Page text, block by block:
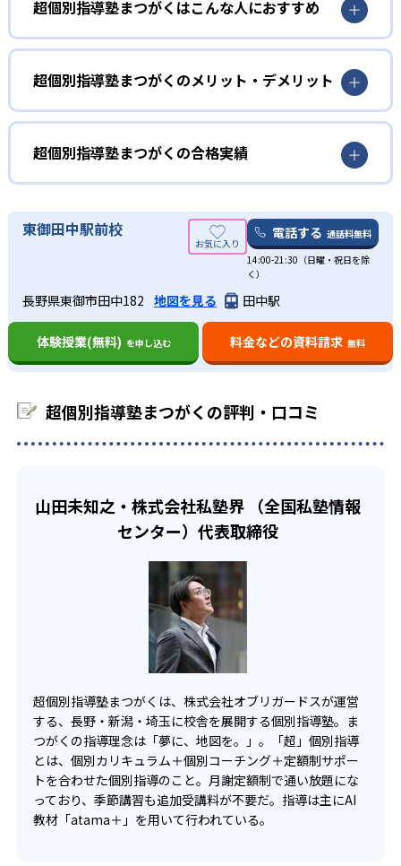
出典：超個別指導塾まつがく 公式サイト
01
将来の夢から逆算したロードマップ
に、子どもの好きなことや得意なこと、将来の夢などを共
有している。そこから10年、5年と逆算することで、進学に
ついて自ら考える機会を与えている。志望校が定まった
習することで、目的意識を持って学習に取り組めるよう促
個別指導（1vs1）で、将来の夢や学習する目的を深
掘りし、志望校を決定
目標達成までに必要な勉強時間や現時点での理解度
を、全て数値化
AI教材を活用したカリキュラムで、弱点を克服しなが
ら基礎の定着を図る
ロードマップに沿って講師が進捗管理を行い、子ど
もと共有
超個別指導塾まつがくはこんな人におすすめ
出典：超個別指導塾まつがく 公式サイト
家庭学習で集中することが難しい子ども向け
超個別指導塾まつがくの小学生コースは、中学受験対策も
しさ・面白さを感じることができる。また、志望校別に対
策したテストを毎月実施しているため進捗状況もわかりや
中学生
やる気を継続させたい子ども向け
中学生コースは、成功体験を積むことで、学習に対する意
期に自主的な学習意欲が芽生えれば、高校へ入学してから
も非常に有利になるからだ。AI教材と丁寧な個別指導によ
り、苦手を克服する達成感を何度も味わうことができるた
め、着実に自信をつけることができる。
高校生
受験に向けて最短距離で成績を上げたい生徒向け
超個別指導塾まつがくのメリット・デメリット
出典：超個別指導塾まつがく 公式サイト
ているため、費用を気にせず学べることだ。家ではなかな
か集中できない場合でも、講師に会いに行くことでモチベ
ため、わからないことを相談しやすい点もうれしい。必要
な時に必要なだけ頼れる学習環境があることで、本物の学
力を身につけることができる。
また、AI教材で進捗状況を可視化することができるのもメ
リットだ。今やるべきことが明確になることで、子どもの
目標達成までのロードマップを着実に進んでいることで安
心し、目の前の課題により意欲的に取り組むことができる
ようになる。
どんなデメリットがある？
超個別指導塾まつがくでは、個々に合わせたカリキュラム
と個別指導を行っているため、他の子どもへ競争意識を持
超個別指導塾まつがくの合格実績
超個別指導塾まつがくは、サイトでは合格実績は公開して
いない。志望校への実績があるかどうかは、通う予定の教
東御田中駅前校 電話する 通話料無料
14:00-21:30（日曜・祝日を除
く）
長野県東御市田中182 地図を見る 田中駅
体験授業(無料) を申し込む 料金などの資料請求 無料
超個別指導塾まつがくの評判・口コミ
山田未知之・株式会社私塾界 （全国私塾情報
センター）代表取締役
超個別指導塾まつがくは、株式会社オブリガードスが運営
する、長野・新潟・埼玉に校舎を展開する個別指導塾。ま
つがくの指導理念は「夢に、地図を。」。「超」個別指導
とは、個別カリキュラム＋個別コーチング＋定額制サポー
トを合わせた個別指導のこと。月謝定額制で通い放題にな
っており、季節講習も追加受講料が不要だ。指導は主にAI
教材「atama＋」を用いて行われている。